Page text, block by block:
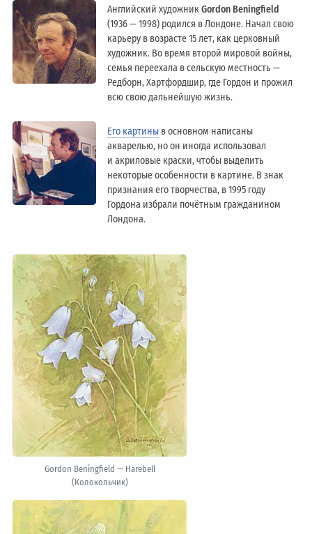
Английский художникGordon Beningfield
(1936 — 1998) родился в Лондоне. Начал свою
карьеру в возрасте 15 лет, как церковный
художник. Во время второй мировой войны,
семья переехала в сельскую местность —
Редборн, Хартфордшир, где Гордон и прожил
всю свою дальнейшую жизнь.
Его картины в основном написаны
акварелью, но он иногда использовал
и акриловые краски, чтобы выделить
некоторые особенности в картине. В знак
признания его творчества, в 1995 году
Гордона избрали почётным гражданином
Лондонa.
Gordon Beningfield — Harebell
(Колокольчик)